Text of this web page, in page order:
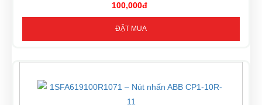
100,000đ
ĐẶT MUA